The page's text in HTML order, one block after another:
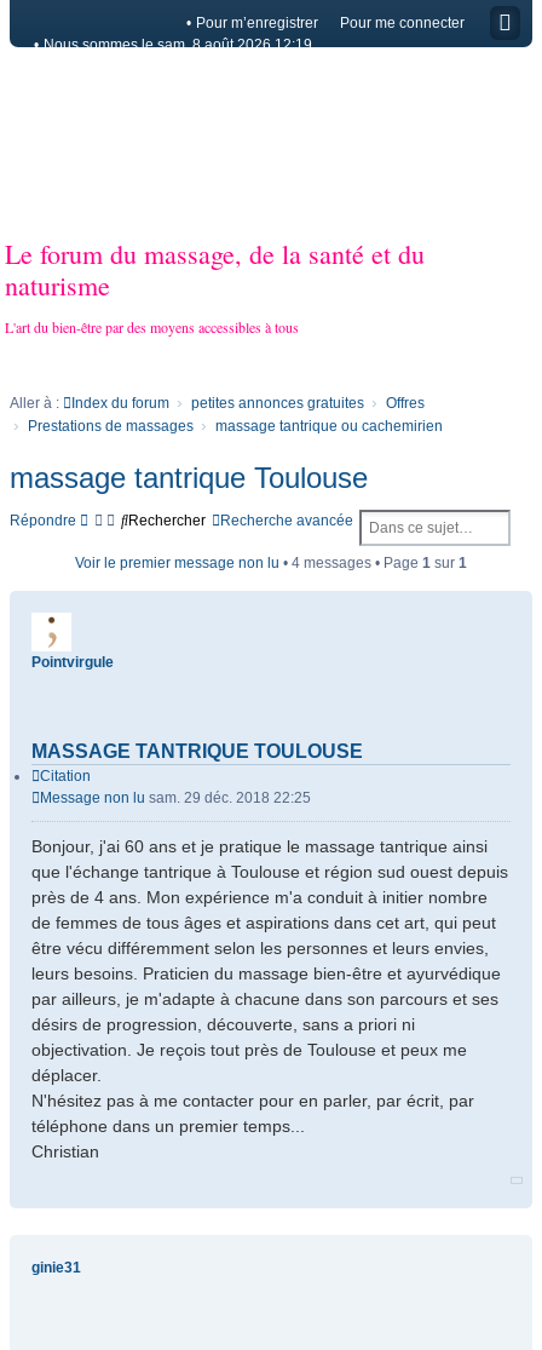
Pour me connecter
Pour m’enregistrer
Nous sommes le sam. 8 août 2026 12:19
Le forum du massage, de la santé et du
naturisme
L'art du bien-être par des moyens accessibles à tous
Aller à : Index du forum petites annonces gratuites
Offres
Prestations de massages
massage tantrique ou cachemirien
massage tantrique Toulouse
Répondre Rechercher Recherche avancée
Voir le premier message non lu • 4 messages • Page 1 sur 1
Pointvirgule
MASSAGE TANTRIQUE TOULOUSE
Citation
Message non lu sam. 29 déc. 2018 22:25
Bonjour, j'ai 60 ans et je pratique le massage tantrique ainsi
que l'échange tantrique à Toulouse et région sud ouest depuis
près de 4 ans. Mon expérience m'a conduit à initier nombre
de femmes de tous âges et aspirations dans cet art, qui peut
être vécu différemment selon les personnes et leurs envies,
leurs besoins. Praticien du massage bien-être et ayurvédique
par ailleurs, je m'adapte à chacune dans son parcours et ses
désirs de progression, découverte, sans a priori ni
objectivation. Je reçois tout près de Toulouse et peux me
déplacer.
N'hésitez pas à me contacter pour en parler, par écrit, par
téléphone dans un premier temps...
Christian
ginie31